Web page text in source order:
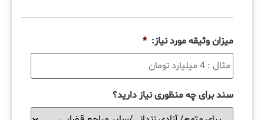
میزان وثیقه مورد نیاز: *
سند برای چه منظوری نیاز دارید؟